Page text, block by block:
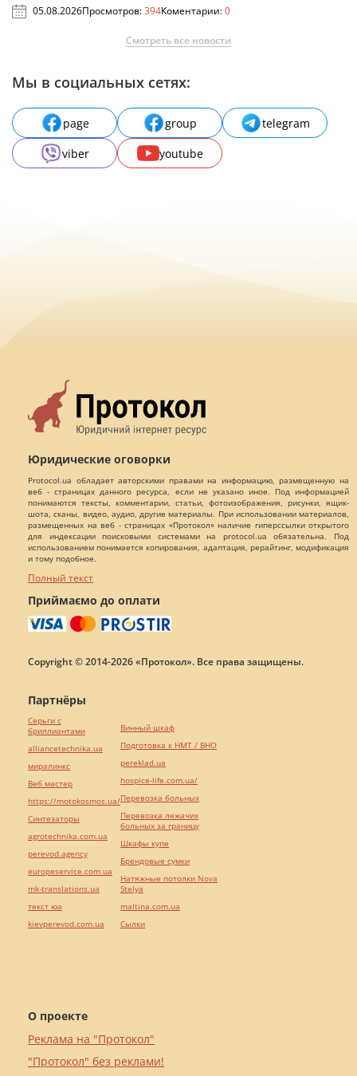
05.08.2026Просмотров:394Коментарии:0
Смотреть все новости
Мы в социальных сетях:
page group
telegram
viber
youtube
Юридические оговорки
Protocol.ua обладает авторскими правами на информацию, размещенную на
веб - страницах данного ресурса, если не указано иное. Под информацией
понимаются тексты, комментарии, статьи, фотоизображения, рисунки, ящик-
шота, сканы, видео, аудио, другие материалы. При использовании материалов,
размещенных на веб - страницах «Протокол» наличие гиперссылки открытого
для индексации поисковыми системами на protocol.ua обязательна. Под
использованием понимается копирования, адаптация, рерайтинг, модификация
и тому подобное.
Полный текст
Приймаємо до оплати
Copyright © 2014-2026 «Протокол». Все права защищены.
О проекте
Реклама на "Протокол"
"Протокол" без реклами!
Партнёры
Серьги с
бриллиантами
alliancetechnika.ua
миралинкс
Веб мастер
https://motokosmos.ua/
Синтезаторы
agrotechnika.com.ua
perevod.agency
europeservice.com.ua
mk-translations.ua
текст юа
kievperevod.com.ua
Винный шкаф
Подготовка к НМТ / ВНО
pereklad.ua
hospice-life.com.ua/
Перевозка больных
Перевозка лежачих
больных за границу
Шкафы купе
Брендовые сумки
Натяжные потолки Nova
Stelya
maltina.com.ua
Cылки